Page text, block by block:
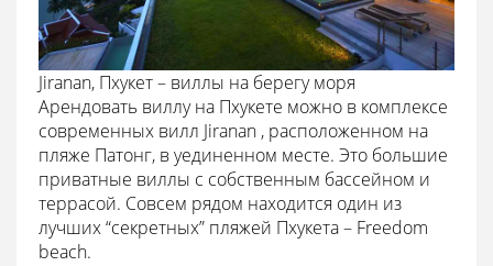
Jiranan, Пхукет – виллы на берегу моря
Арендовать виллу на Пхукете можно в комплексе
современных вилл Jiranan , расположенном на
пляже Патонг, в уединенном месте. Это большие
приватные виллы с собственным бассейном и
террасой. Совсем рядом находится один из
лучших “секретных” пляжей Пхукета – Freedom
beach.